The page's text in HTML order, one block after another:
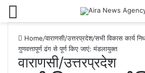
Home/वाराणसी/उत्तरप्रदेश/सभी विकास कार्य
गुणवत्तापूर्ण ढंग से पूर्ण किए जाएं: मंडलायुक्त
वाराणसी/उत्तरप्रदेश